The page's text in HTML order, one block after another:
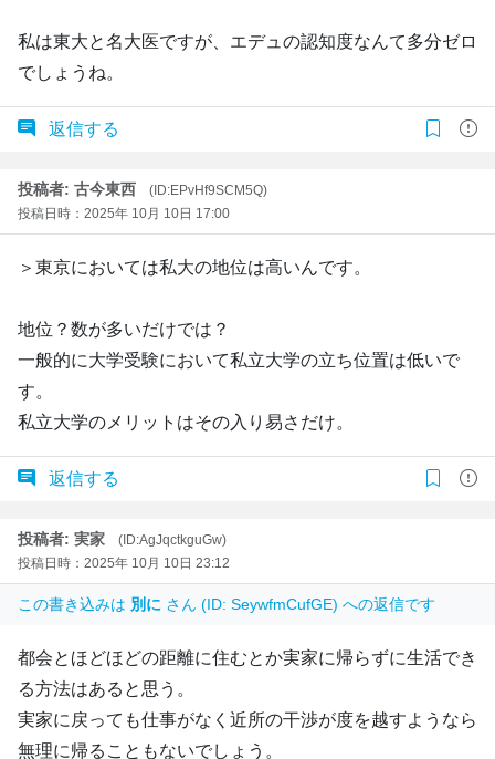
私は東大と名大医ですが、エデュの認知度なんて多分ゼロ
でしょうね。
返信する
投稿者: 古今東西
(ID:EPvHf9SCM5Q)
投稿日時：2025年 10月 10日 17:00
＞東京においては私大の地位は高いんです。
地位？数が多いだけでは？
一般的に大学受験において私立大学の立ち位置は低いで
す。
私立大学のメリットはその入り易さだけ。
返信する
投稿者: 実家
(ID:AgJqctkguGw)
投稿日時：2025年 10月 10日 23:12
この書き込みは 別に さん (ID: SeywfmCufGE) への返信です
都会とほどほどの距離に住むとか実家に帰らずに生活でき
る方法はあると思う。
実家に戻っても仕事がなく近所の干渉が度を越すようなら
無理に帰ることもないでしょう。